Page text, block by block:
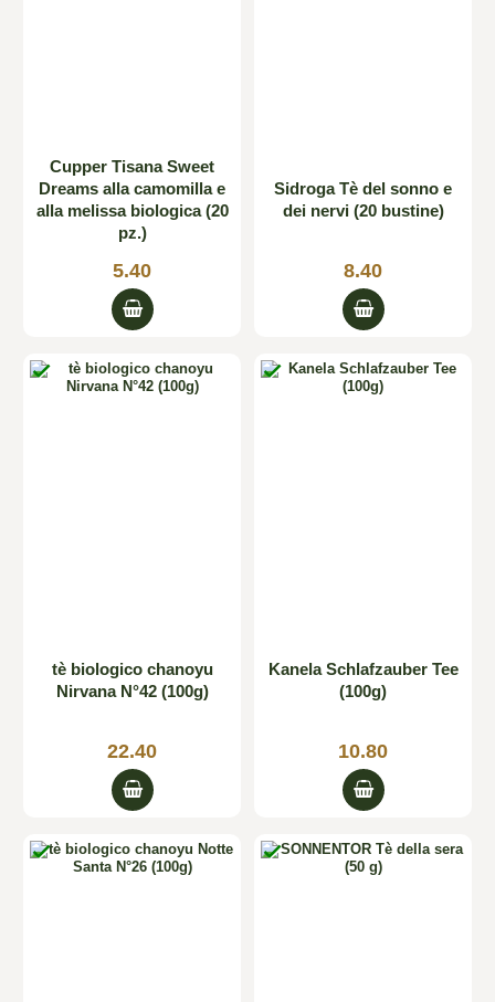
Cupper Tisana Sweet
Dreams alla camomilla e
alla melissa biologica (20
pz.)
5.40
Sidroga Tè del sonno e
dei nervi (20 bustine)
8.40

tè biologico chanoyu
Nirvana N°42 (100g)
22.40

Kanela Schlafzauber Tee
(100g)
10.80
 